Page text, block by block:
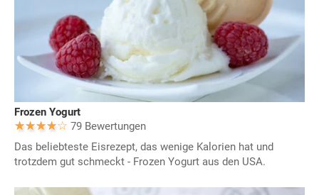
Frozen Yogurt
79 Bewertungen
Das beliebteste Eisrezept, das wenige Kalorien hat und
trotzdem gut schmeckt - Frozen Yogurt aus den USA.